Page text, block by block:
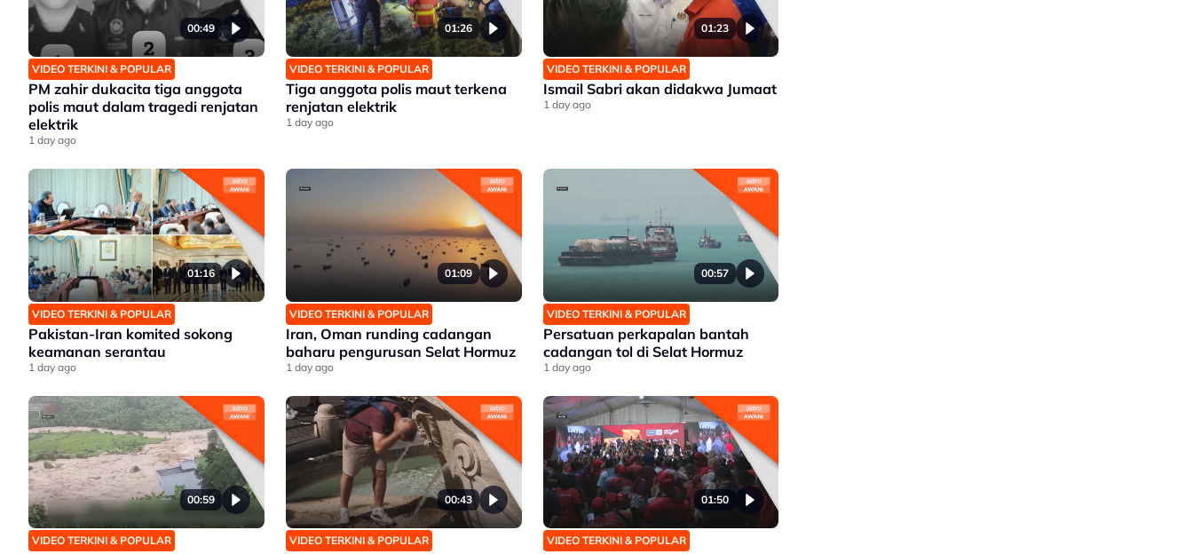
00:49
VIDEO TERKINI & POPULAR
PM zahir dukacita tiga anggota
polis maut dalam tragedi renjatan
elektrik
1 day ago
01:26
VIDEO TERKINI & POPULAR
Tiga anggota polis maut terkena
renjatan elektrik
1 day ago
01:23
VIDEO TERKINI & POPULAR
Ismail Sabri akan didakwa Jumaat
1 day ago
01:16
VIDEO TERKINI & POPULAR
Pakistan-Iran komited sokong
keamanan serantau
1 day ago
01:09
VIDEO TERKINI & POPULAR
Iran, Oman runding cadangan
baharu pengurusan Selat Hormuz
1 day ago
00:57
VIDEO TERKINI & POPULAR
Persatuan perkapalan bantah
cadangan tol di Selat Hormuz
1 day ago
00:59
VIDEO TERKINI & POPULAR
00:43
VIDEO TERKINI & POPULAR
01:50
VIDEO TERKINI & POPULAR